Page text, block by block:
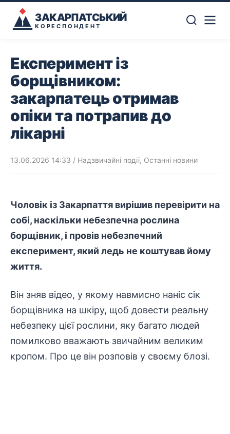
ЗАКАРПАТСЬКИЙ
КОРЕСПОНДЕНТ
Експеримент із
борщівником:
закарпатець отримав
опіки та потрапив до
лікарні
13.06.2026 14:33 / Надзвичайні події, Останні новини
Чоловік із Закарпаття вирішив перевірити на
собі, наскільки небезпечна рослина
борщівник, і провів небезпечний
експеримент, який ледь не коштував йому
життя.
Він зняв відео, у якому навмисно наніс сік
борщівника на шкіру, щоб довести реальну
небезпеку цієї рослини, яку багато людей
помилково вважають звичайним великим
кропом. Про це він розповів у своєму блозі.